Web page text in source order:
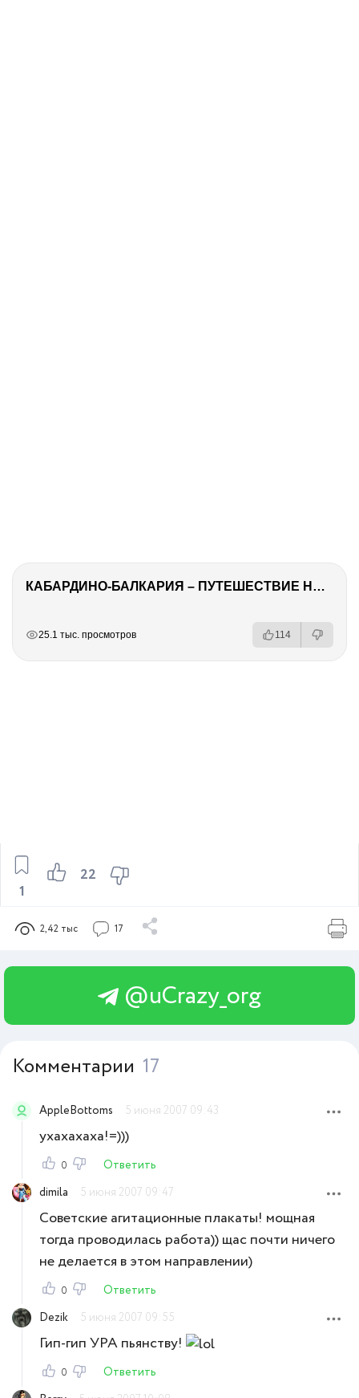
22
1
КАБАРДИНО-БАЛКАРИЯ – ПУТЕШЕСТВИЕ НА КАВКАЗ часть 3
25.1 тыс. просмотров 114
2,42 тыс 17
@uCrazy_org
Комментарии 17
AppleBottoms 5 июня 2007 09:43
ухахахаха!=)))
0
Ответить
dimila
5 июня 2007 09:47
Советские агитационные плакаты! мощная
тогда проводилась работа)) щас почти ничего
не делается в этом направлении)
0
Ответить
Dezik
5 июня 2007 09:55
Гип-гип УРА пьянству!
0
Ответить